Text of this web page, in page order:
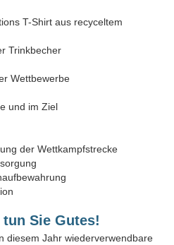
T-Shirt aus recyceltem
Trinkbecher
Wettbewerbe
und im Ziel
der Wettkampfstrecke
Sie Gutes!
diesem Jahr wiederverwendbare